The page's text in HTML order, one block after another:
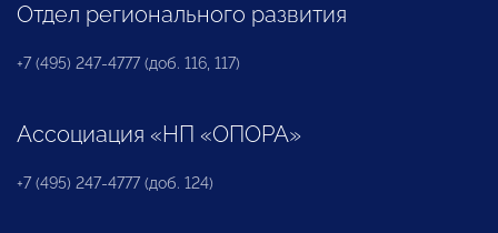
Отдел регионального развития
+7 (495) 247-4777 (доб. 116, 117)
Ассоциация «НП «ОПОРА»
+7 (495) 247-4777 (доб. 124)